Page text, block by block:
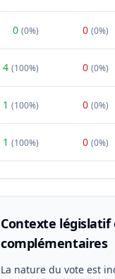
0 (0%) 0 (0%)
4 (100%) 0 (0%)
1 (100%) 0 (0%)
1 (100%) 0 (0%)
Contexte
complémentaires
La nature du vote est